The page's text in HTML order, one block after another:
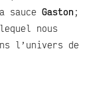
sauce Gaston ;
nous
l’univers de